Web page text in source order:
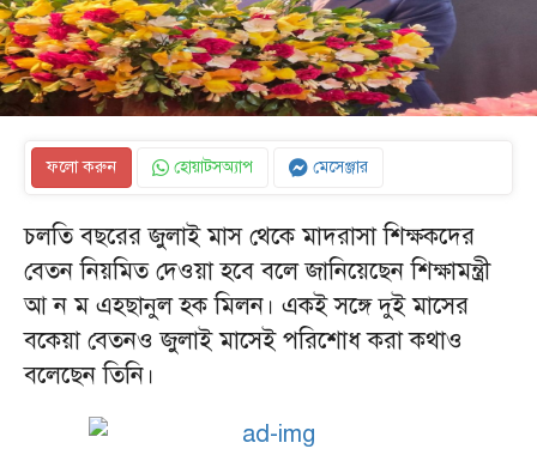
ফলো করুন হোয়াটসঅ্যাপ মেসেঞ্জার
চলতি বছরের জুলাই মাস থেকে মাদরাসা শিক্ষকদের
বেতন নিয়মিত দেওয়া হবে বলে জানিয়েছেন শিক্ষামন্ত্রী
আ ন ম এহছানুল হক মিলন। একই সঙ্গে দুই মাসের
বকেয়া বেতনও জুলাই মাসেই পরিশোধ করা কথাও
বলেছেন তিনি।